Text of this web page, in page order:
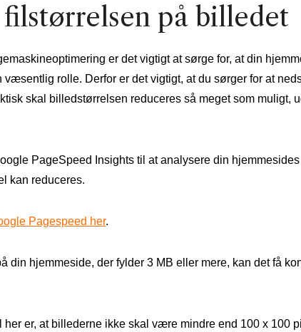
filstørrelsen på billedet
er det vigtigt at sørge for, at din
rolle. Derfor er det vigtigt, at du sørger for at
skal billedstørrelsen reduceres så meget som muligt,
PageSpeed Insights til at analysere din
kan reduceres.
Pagespeed her.
din hjemmeside, der fylder 3 MB eller mere, kan det få
her er, at billederne ikke skal være mindre end 100 x 100